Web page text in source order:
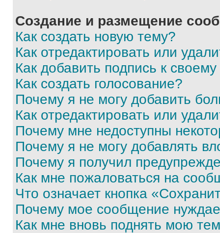
Создание и размещение
Как создать новую тему?
Как отредактировать или
Как добавить подпись к
Как создать голосование?
Почему я не могу добавить
Как отредактировать или
Почему мне недоступны
Почему я не могу добавлять
Почему я получил
Как мне пожаловаться на
Что означает кнопка
Почему мое сообщение
Как мне вновь поднять мою